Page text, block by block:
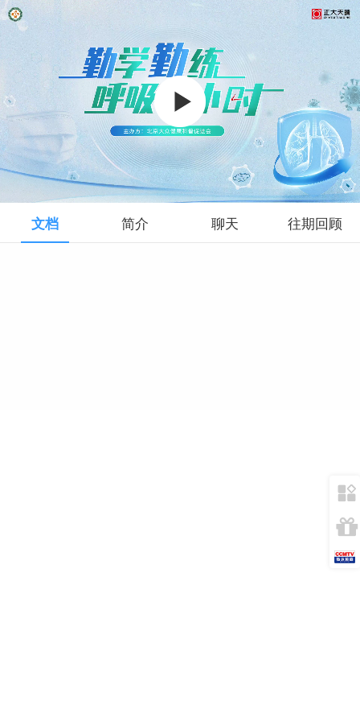
文档 简介 聊天 往期回顾
举报内容：
举报人：
联系方式：